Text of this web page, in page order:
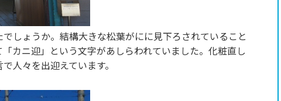
しょうか。結構大きな松葉がにに見下ろされていること
カニ迎」という文字があしらわれていました。化粧直し
人々を出迎えています。